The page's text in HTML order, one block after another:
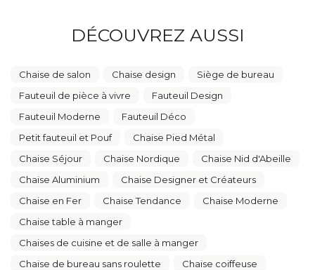
DÉCOUVREZ AUSSI
Chaise de salon Chaise design
Siège de bureau
Fauteuil de pièce à vivre
Fauteuil Design
Fauteuil Moderne
Fauteuil Déco
Petit fauteuil et Pouf
Chaise Pied Métal
Chaise Séjour
Chaise Nordique
Chaise Nid d'Abeille
Chaise Aluminium
Chaise Designer et Créateurs
Chaise en Fer
Chaise Tendance
Chaise Moderne
Chaise table à manger
Chaises de cuisine et de salle à manger
Chaise de bureau sans roulette
Chaise coiffeuse